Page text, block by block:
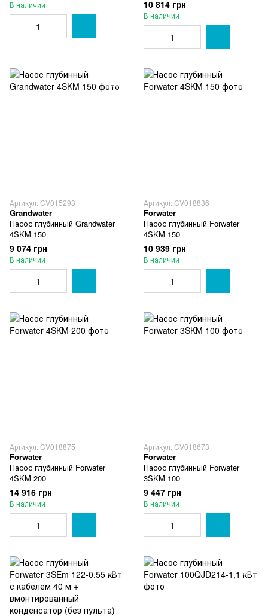
В наличии 10 814 грн
В наличии
Артикул: CV015293
Grandwater
Насос глубинный Grandwater
4SKM 150
9 074 грн
В наличии
Артикул: CV018836
Forwater
Насос глубинный Forwater
4SKM 150
10 939 грн
В наличии
Артикул: CV018875
Forwater
Насос глубинный Forwater
4SKM 200
14 916 грн
В наличии
Артикул: CV018673
Forwater
Насос глубинный Forwater
3SKM 100
9 447 грн
В наличии